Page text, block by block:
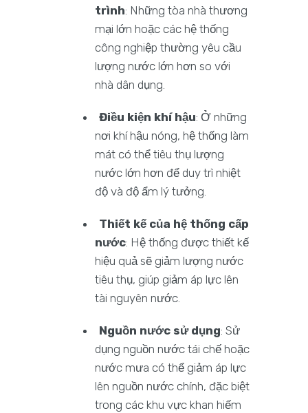
trình: Những tòa nhà thương
mại lớn hoặc các hệ thống
công nghiệp thường yêu cầu
lượng nước lớn hơn so với
nhà dân dụng.
Điều kiện khí hậu: Ở những
nơi khí hậu nóng, hệ thống làm
mát có thể tiêu thụ lượng
nước lớn hơn để duy trì nhiệt
độ và độ ẩm lý tưởng.
Thiết kế của hệ thống cấp
nước: Hệ thống được thiết kế
hiệu quả sẽ giảm lượng nước
tiêu thụ, giúp giảm áp lực lên
tài nguyên nước.
Nguồn nước sử dụng: Sử
dụng nguồn nước tái chế hoặc
nước mưa có thể giảm áp lực
lên nguồn nước chính, đặc biệt
trong các khu vực khan hiếm